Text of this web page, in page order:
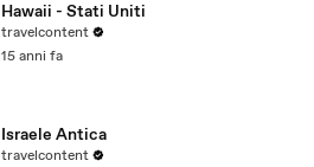
Hawaii - Stati Uniti
travelcontent
15 anni fa
Israele Antica
travelcontent